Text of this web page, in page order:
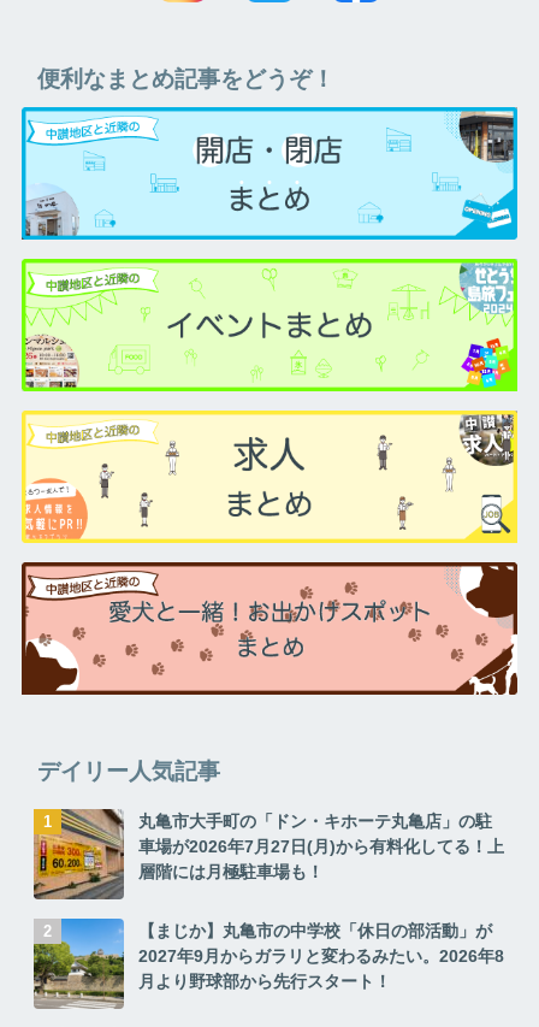
便利なまとめ記事をどうぞ！
デイリー人気記事
丸亀市大手町の「ドン・キホーテ丸亀店」の駐
車場が2026年7月27日(月)から有料化してる！上
層階には月極駐車場も！
【まじか】丸亀市の中学校「休日の部活動」が
2027年9月からガラリと変わるみたい。2026年8
月より野球部から先行スタート！